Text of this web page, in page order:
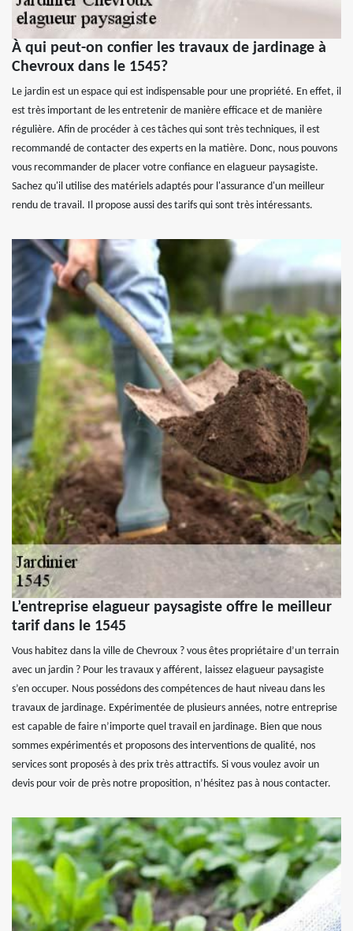
À qui peut-on confier les travaux de jardinage à
Chevroux dans le 1545?
Le jardin est un espace qui est indispensable pour une propriété. En effet, il
est très important de les entretenir de manière efficace et de manière
régulière. Afin de procéder à ces tâches qui sont très techniques, il est
recommandé de contacter des experts en la matière. Donc, nous pouvons
vous recommander de placer votre confiance en elagueur paysagiste.
Sachez qu'il utilise des matériels adaptés pour l'assurance d'un meilleur
rendu de travail. Il propose aussi des tarifs qui sont très intéressants.
L’entreprise elagueur paysagiste offre le meilleur
tarif dans le 1545
Vous habitez dans la ville de Chevroux ? vous êtes propriétaire d’un terrain
avec un jardin ? Pour les travaux y afférent, laissez elagueur paysagiste
s’en occuper. Nous possédons des compétences de haut niveau dans les
travaux de jardinage. Expérimentée de plusieurs années, notre entreprise
est capable de faire n’importe quel travail en jardinage. Bien que nous
sommes expérimentés et proposons des interventions de qualité, nos
services sont proposés à des prix très attractifs. Si vous voulez avoir un
devis pour voir de près notre proposition, n’hésitez pas à nous contacter.